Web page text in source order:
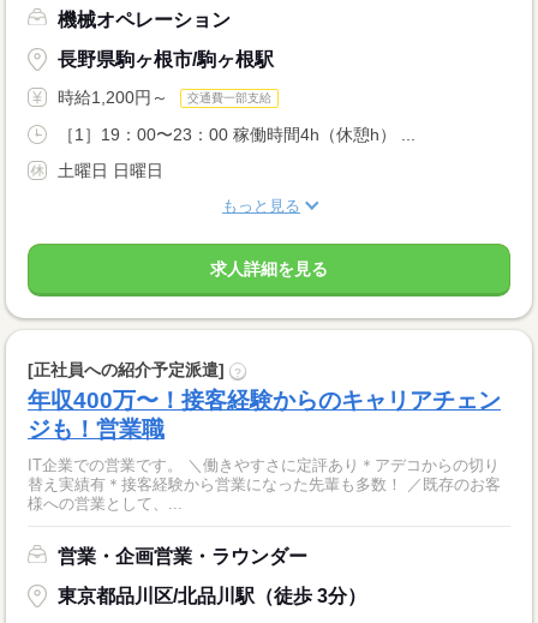
機械オペレーション
長野県駒ヶ根市/駒ヶ根駅
時給1,200円～ 交通費一部支給
［1］19：00〜23：00 稼働時間4h（休憩h） ...
土曜日 日曜日
もっと見る
求人詳細を見る
[正社員への紹介予定派遣] ?
年収400万〜！接客経験からのキャリアチェン
ジも！営業職
IT企業での営業です。 ＼働きやすさに定評あり＊アデコからの切り
替え実績有＊接客経験から営業になった先輩も多数！ ／既存のお客
様への営業として、...
営業・企画営業・ラウンダー
東京都品川区/北品川駅（徒歩 3分）